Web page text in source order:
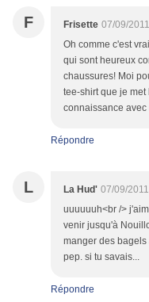
F Frisette 07/09/
Oh comme c'est
qui sont heureux
chaussures! Moi
tee-shirt que je
connaissance
Répondre
L La Hud' 07/09/
uuuuuuh<br />
venir jusqu'à
manger des bagels
pep. si tu savais...
Répondre